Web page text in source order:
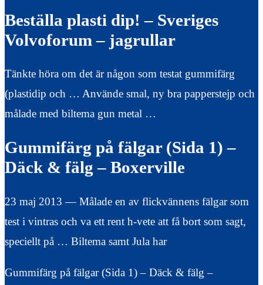
Beställa plasti dip! – Sveriges
Volvoforum – jagrullar
Tänkte höra om det är någon som testat gummifärg
(plastidip och … Använde smal, ny bra papperstejp och
målade med biltema gun metal …
Gummifärg på fälgar (Sida 1) –
Däck & fälg – Boxerville
23 maj 2013 — Målade en av flickvännens fälgar som
test i vintras och va ett rent h-vete att få bort som sagt,
speciellt på … Biltema samt Jula har
Gummifärg på fälgar (Sida 1) – Däck & fälg –